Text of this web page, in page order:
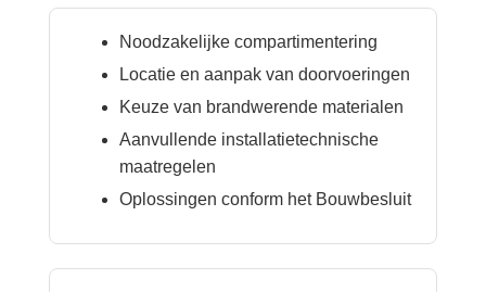
Noodzakelijke compartimentering
Locatie en aanpak van doorvoeringen
Keuze van brandwerende materialen
Aanvullende installatietechnische
maatregelen
Oplossingen conform het Bouwbesluit